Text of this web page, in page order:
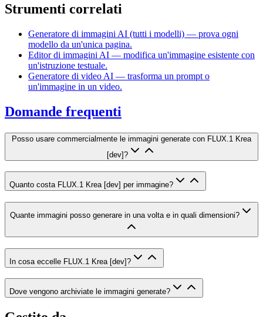
Strumenti correlati
Generatore di immagini AI (tutti i modelli) — prova ogni
modello da un'unica pagina.
Editor di immagini AI — modifica un'immagine esistente con
un'istruzione testuale.
Generatore di video AI — trasforma un prompt o
un'immagine in un video.
Domande frequenti
Posso usare commercialmente le immagini generate con FLUX.1 Krea
[dev]?
Quanto costa FLUX.1 Krea [dev] per immagine?
Quante immagini posso generare in una volta e in quali dimensioni?
In cosa eccelle FLUX.1 Krea [dev]?
Dove vengono archiviate le immagini generate?